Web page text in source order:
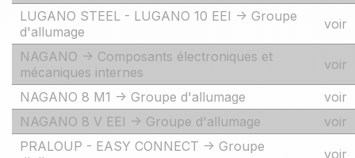
LUGANO STEEL - LUGANO 10 EEI -> Groupe
d'allumage
voir
NAGANO -> Composants électroniques et
mécaniques internes
voir
NAGANO 8 M1 -> Groupe d'allumage
voir
NAGANO 8 V EEI -> Groupe d'allumage
voir
PRALOUP - EASY CONNECT -> Groupe
voir